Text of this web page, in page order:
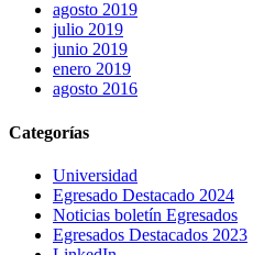
agosto 2019
julio 2019
junio 2019
enero 2019
agosto 2016
Categorías
Universidad
Egresado Destacado 2024
Noticias boletín Egresados
Egresados Destacados 2023